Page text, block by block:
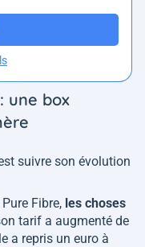
une box
suivre son évolution
Fibre, les choses
tarif a augmenté de
a repris un euro à